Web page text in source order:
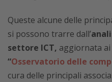
Queste alcune delle
si possono trarre dall’
settore ICT, aggiornata ai
“Osservatorio delle
cura delle principali